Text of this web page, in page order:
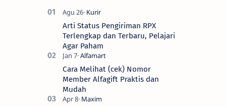
Arti Status Pengiriman RPX
Terlengkap dan Terbaru, Pelajari
Agar Paham
Cara Melihat (cek) Nomor
Member Alfagift Praktis dan
Mudah